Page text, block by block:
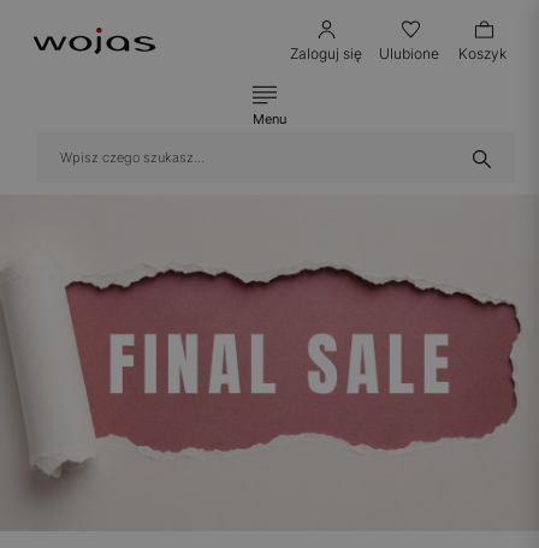
Zaloguj się Ulubione Koszyk
Menu